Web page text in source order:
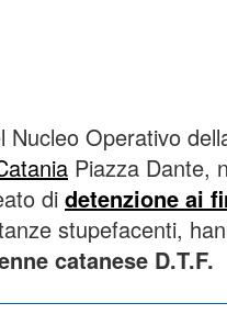
Nucleo Operativo
Piazza Dante,
di detenzione ai
stupefacenti,
catanese D.T.F.